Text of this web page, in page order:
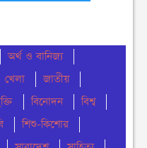
গ্রেফতার
শেখ মুজিবুর রহমানের
অর্থ ও বানিজ্য
খেলা
জাতীয়
বিনোদন
বিশ্ব
শিশু-কিশোর